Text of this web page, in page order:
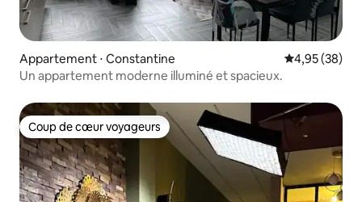
Appartement ⋅ Constantine Évaluation
4,95 (38)
Un appartement moderne illuminé et spacieux.
Coup de cœur voyageurs
Coup de cœur voyageurs